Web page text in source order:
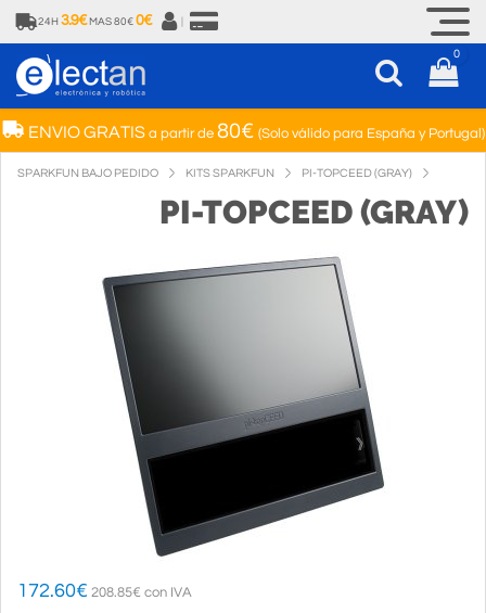
24H 3.9€ MAS 80€ 0€
0
ENVIO GRATISa partir de 80€ (Solo válido para España y Portugal)
SPARKFUN BAJO PEDIDO KITS SPARKFUN PI-TOPCEED (GRAY)
PI-TOPCEED (GRAY)
172.60€ 208.85€ con IVA